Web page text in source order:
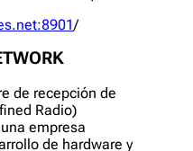
/
de recepción de
Radio)
empresa
de hardware y